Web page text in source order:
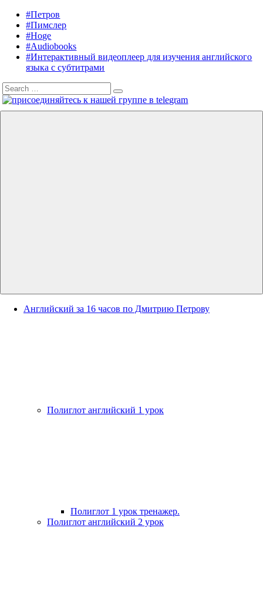
content
Listening
English
Audiobooks
English,
Petrov
English
#Петров
#Пимслер
#Hoge
#Audiobooks
#Интерактивный видеоплеер для изучения английского
языка с субтитрами
Search
for:
Search
Английский за 16 часов по Дмитрию Петрову
Полиглот английский 1 урок
Полиглот 1 урок тренажер.
Полиглот английский 2 урок